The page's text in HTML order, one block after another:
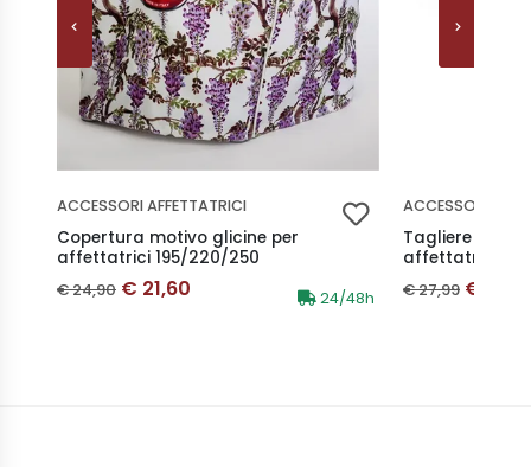
ACCESSORI AFFETTATRICI
Copertura motivo glicine per
affettatrici 195/220/250
Prezzo scontato
€ 21,60
Prezzo originale
€ 24,90 Disponibilità:
24/48h
ACCESSORI
Tagliere in
affettatrice
€
Prezzo
€ 27,99